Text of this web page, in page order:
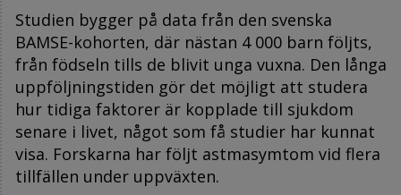
Studien bygger på data från den svenska
BAMSE-kohorten, där nästan 4 000 barn följts,
från födseln tills de blivit unga vuxna. Den långa
uppföljningstiden gör det möjligt att studera
hur tidiga faktorer är kopplade till sjukdom
senare i livet, något som få studier har kunnat
visa. Forskarna har följt astmasymtom vid flera
tillfällen under uppväxten.